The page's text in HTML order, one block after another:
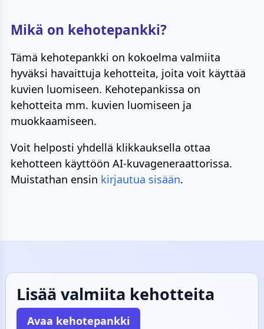
Mikä on kehotepankki?
Tämä kehotepankki on kokoelma valmiita
hyväksi havaittuja kehotteita, joita voit käyttää
kuvien luomiseen. Kehotepankissa on
kehotteita mm. kuvien luomiseen ja
muokkaamiseen.
Voit helposti yhdellä klikkauksella ottaa
kehotteen käyttöön AI-kuvageneraattorissa.
Muistathan ensin kirjautua sisään.
Lisää valmiita kehotteita
Avaa kehotepankki